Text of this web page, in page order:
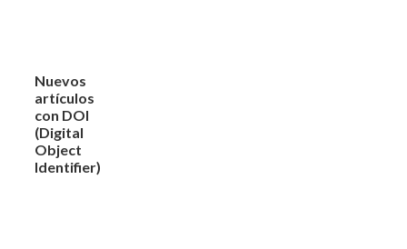
Nuevos
artículos
con DOI
(Digital
Object
Identifier)